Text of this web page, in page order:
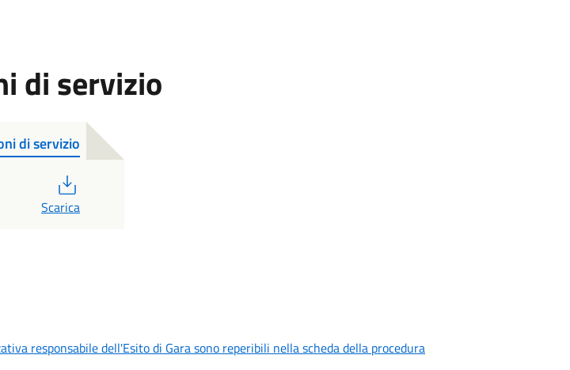
di servizio
di servizio
Scarica
responsabile dell'Esito di Gara sono reperibili nella scheda della procedura